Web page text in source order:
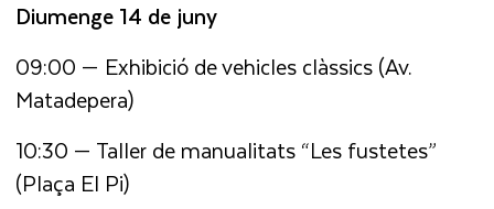
Diumenge 14 de juny
09:00 — Exhibició de vehicles clàssics (Av.
Matadepera)
10:30 — Taller de manualitats “Les fustetes”
(Plaça El Pi)